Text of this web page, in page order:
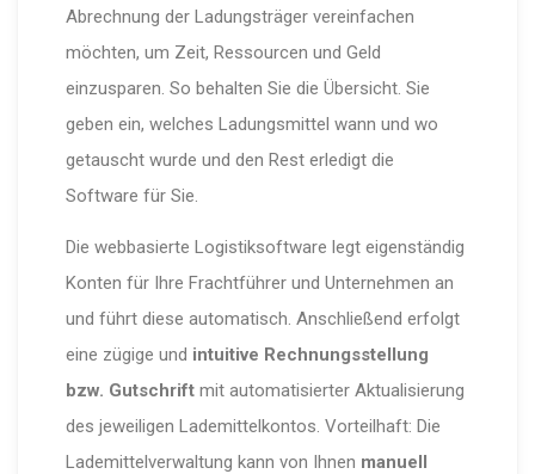
Abrechnung der Ladungsträger vereinfachen
möchten, um Zeit, Ressourcen und Geld
einzusparen. So behalten Sie die Übersicht. Sie
geben ein, welches Ladungsmittel wann und wo
getauscht wurde und den Rest erledigt die
Software für Sie.
Die webbasierte Logistiksoftware legt eigenständig
Konten für Ihre Frachtführer und Unternehmen an
und führt diese automatisch. Anschließend erfolgt
eine zügige und intuitive Rechnungsstellung
bzw. Gutschriftmit automatisierter Aktualisierung
des jeweiligen Lademittelkontos. Vorteilhaft: Die
Lademittelverwaltung kann von Ihnen manuell